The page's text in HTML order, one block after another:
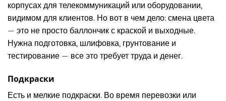
корпусах для телекоммуникаций или оборудовании,
видимом для клиентов. Но вот в чем дело: смена цвета
— это не просто баллончик с краской и выходные.
Нужна подготовка, шлифовка, грунтование и
тестирование — все это требует труда и денег.
Подкраски
Есть и мелкие подкраски. Во время перевозки или